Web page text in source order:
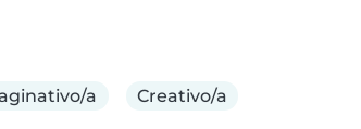
a Creativo/a